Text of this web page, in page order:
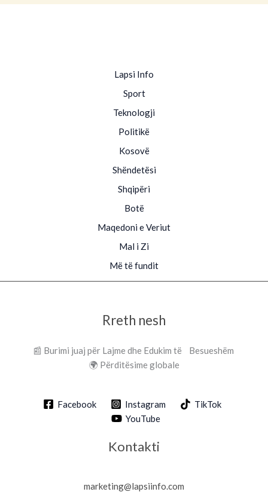
Lapsi Info
Sport
Teknologji
Politikë
Kosovë
Shëndetësi
Shqipëri
Botë
Maqedoni e Veriut
Mal i Zi
Më të fundit
Rreth nesh
📰 Burimi juaj për Lajme dhe Edukim të Besueshëm
🌍 Përditësime globale
Facebook Instagram
TikTok
YouTube
Kontakti
marketing@lapsiinfo.com